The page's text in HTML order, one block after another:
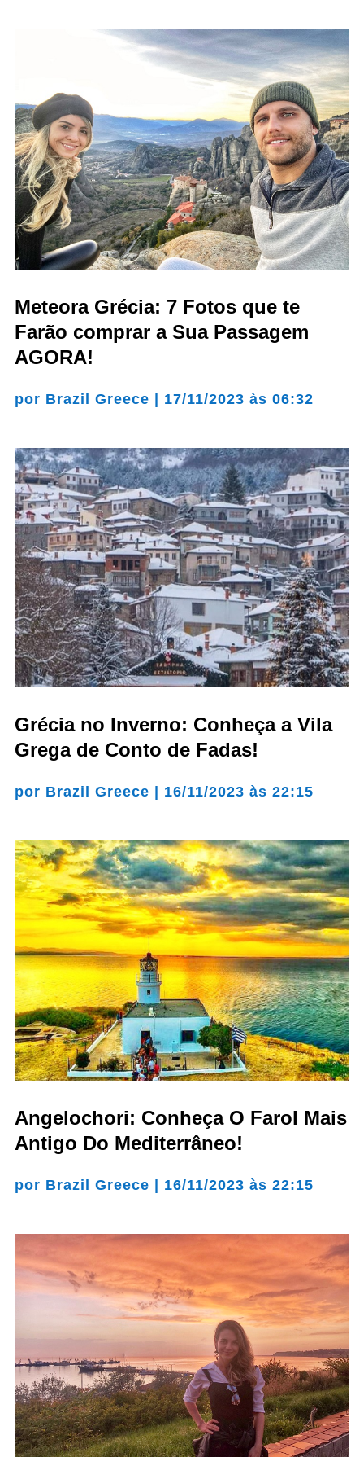
Meteora Grécia: 7 Fotos que te
Farão comprar a Sua Passagem
AGORA!
por Brazil Greece | 17/11/2023 às 06:32
Grécia no Inverno: Conheça a Vila
Grega de Conto de Fadas!
por Brazil Greece 16/11/2023 às 22:15
Angelochori: Conheça O Farol Mais
Antigo Do Mediterrâneo!
por Brazil Greece | 16/11/2023 às 22:15